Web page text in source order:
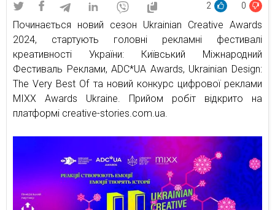
2 0
Починається новий сезон Ukrainian Creative Awards
2024, стартують головні рекламні фестивалі
креативності України: Київський Міжнародний
Фестиваль Реклами, ADC*UA Awards, Ukrainian Design:
The Very Best Of та новий конкурс цифрової реклами
MIXX Awards Ukraine. Прийом робіт відкрито на
платформі creative-stories.com.ua.